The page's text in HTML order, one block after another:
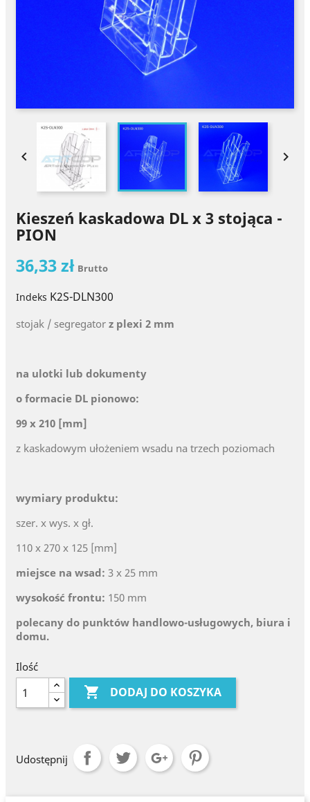
 
Kieszeń kaskadowa DL x 3 stojąca -
PION
36,33 zł Brutto
Indeks K2S-DLN300
stojak / segregator z plexi 2 mm
na ulotki lub dokumenty
o formacie DL pionowo:
99 x 210 [mm]
z kaskadowym ułożeniem wsadu na trzech poziomach
wymiary produktu:
szer. x wys. x gł.
110 x 270 x 125 [mm]
miejsce na wsad: 3 x 25 mm
wysokość frontu: 150 mm
polecany do punktów handlowo-usługowych, biura i
domu.
Ilość
 DODAJ DO KOSZYKA
Udostępnij